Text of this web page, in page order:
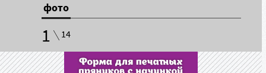
фото
1 14